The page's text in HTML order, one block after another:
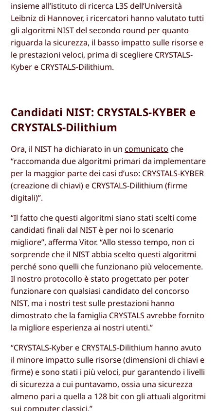
insieme all’istituto di ricerca L3S dell’Università
Leibniz di Hannover, i ricercatori hanno valutato tutti
gli algoritmi NIST del secondo round per quanto
riguarda la sicurezza, il basso impatto sulle risorse e
le prestazioni veloci, prima di scegliere CRYSTALS-
Kyber e CRYSTALS-Dilithium.
Candidati NIST: CRYSTALS-KYBER e
CRYSTALS-Dilithium
Ora, il NIST ha dichiarato in un comunicato che
“raccomanda due algoritmi primari da implementare
per la maggior parte dei casi d’uso: CRYSTALS-KYBER
(creazione di chiavi) e CRYSTALS-Dilithium (firme
digitali)”.
“Il fatto che questi algoritmi siano stati scelti come
candidati finali dal NIST è per noi lo scenario
migliore”, afferma Vitor. “Allo stesso tempo, non ci
sorprende che il NIST abbia scelto questi algoritmi
perché sono quelli che funzionano più velocemente.
Il nostro protocollo è stato progettato per poter
funzionare con qualsiasi candidato del concorso
NIST, ma i nostri test sulle prestazioni hanno
dimostrato che la famiglia CRYSTALS avrebbe fornito
la migliore esperienza ai nostri utenti.”
“CRYSTALS-Kyber e CRYSTALS-Dilithium hanno avuto
il minore impatto sulle risorse (dimensioni di chiavi e
firme) e sono stati i più veloci, pur garantendo i livelli
di sicurezza a cui puntavamo, ossia una sicurezza
almeno pari a quella a 128 bit con gli attuali algoritmi
sui computer classici.”